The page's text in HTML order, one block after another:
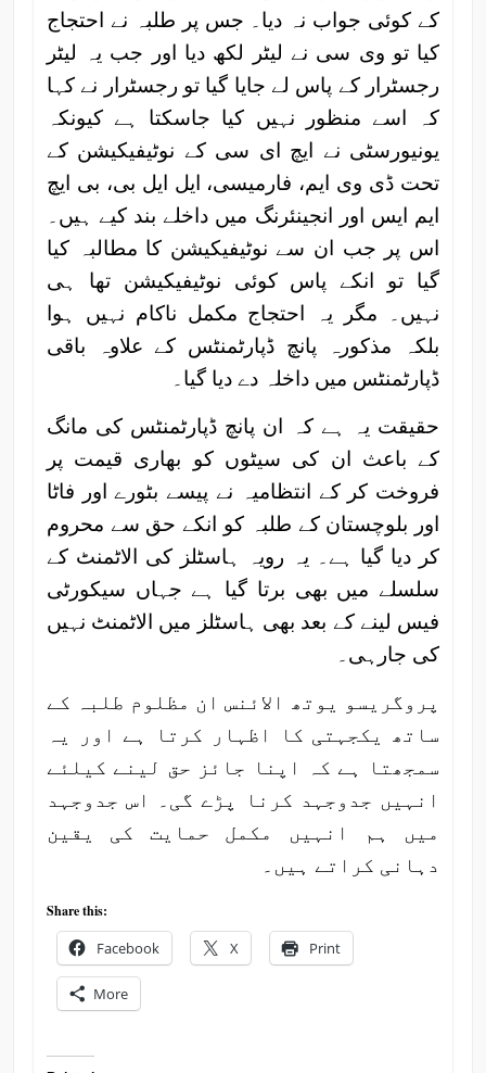
کے کوئی جواب نہ دیا۔ جس پر طلبہ نے احتجاج
کیا تو وی سی نے لیٹر لکھ دیا اور جب یہ لیٹر
رجسٹرار کے پاس لے جایا گیا تو رجسٹرار نے کہا
کہ اسے منظور نہیں کیا جاسکتا ہے کیونکہ
یونیورسٹی نے ایچ ای سی کے نوٹیفیکیشن کے
تحت ڈی وی ایم، فارمیسی، ایل ایل بی، بی ایچ
ایم ایس اور انجینئرنگ میں داخلے بند کیے ہیں۔
اس پر جب ان سے نوٹیفیکیشن کا مطالبہ کیا
گیا تو انکے پاس کوئی نوٹیفیکیشن تھا ہی
نہیں۔ مگر یہ احتجاج مکمل ناکام نہیں ہوا
بلکہ مذکورہ پانچ ڈپارٹمنٹس کے علاوہ باقی
ڈپارٹمنٹس میں داخلہ دے دیا گیا۔
حقیقت یہ ہے کہ ان پانچ ڈپارٹمنٹس کی مانگ
کے باعث ان کی سیٹوں کو بھاری قیمت پر
فروخت کر کے انتظامیہ نے پیسے بٹورے اور فاٹا
اور بلوچستان کے طلبہ کو انکے حق سے محروم
کر دیا گیا ہے۔ یہ رویہ ہاسٹلز کی الاٹمنٹ کے
سلسلے میں بھی برتا گیا ہے جہاں سیکورٹی
فیس لینے کے بعد بھی ہاسٹلز میں الاٹمنٹ نہیں
کی جارہی۔
پروگریسو یوتھ الائنس ان مظلوم طلبہ کے
ساتھ یکجہتی کا اظہار کرتا ہے اور یہ
سمجھتا ہے کہ اپنا جائز حق لینے کیلئے
انہیں جدوجہد کرنا پڑے گی۔ اس جدوجہد
میں ہم انہیں مکمل حمایت کی یقین
دہانی کراتے ہیں۔
Share this:
Facebook X Print
More